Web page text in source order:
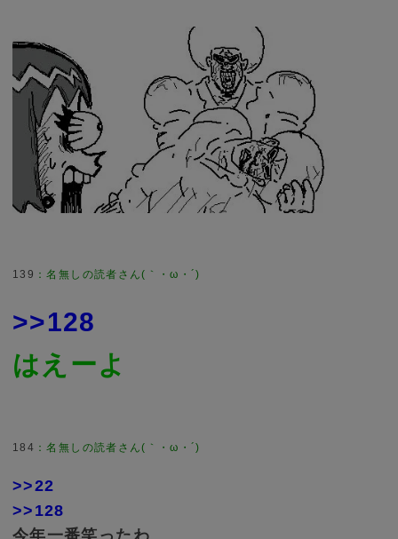
139
>>128
はえーよ
184
>>22
>>128
今年一番笑ったわ